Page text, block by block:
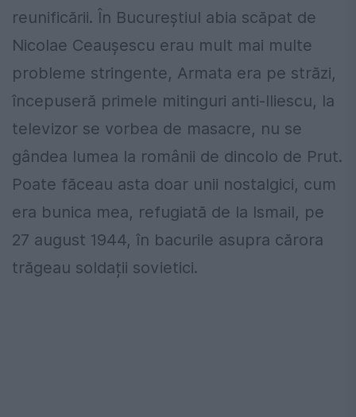
reunificării. În Bucureștiul abia scăpat de
Nicolae Ceaușescu erau mult mai multe
probleme stringente, Armata era pe străzi,
începuseră primele mitinguri anti-Iliescu, la
televizor se vorbea de masacre, nu se
gândea lumea la românii de dincolo de Prut.
Poate făceau asta doar unii nostalgici, cum
era bunica mea, refugiată de la Ismail, pe
27 august 1944, în bacurile asupra cărora
trăgeau soldații sovietici.